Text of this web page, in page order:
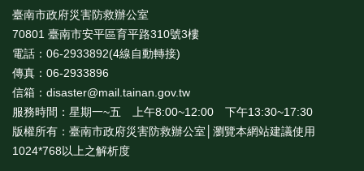
臺南市政府災害防救辦公室
70801 臺南市安平區育平路310號3樓
電話：06-2933892(4線自動轉接)
傳真：06-2933896
信箱：disaster@mail.tainan.gov.tw
服務時間：星期一~五 上午8:00~12:00 下午13:30~17:30
版權所有：臺南市政府災害防救辦公室│瀏覽本網站建議使用
1024*768以上之解析度